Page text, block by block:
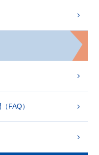
FAQ）